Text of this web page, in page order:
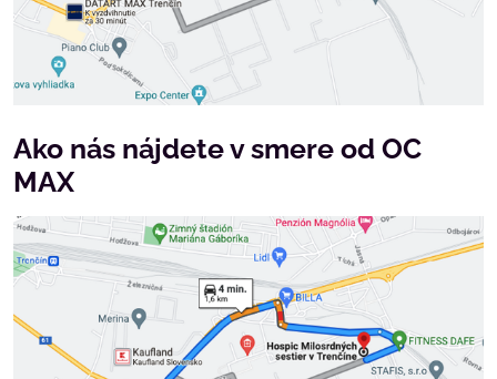
Ako nás nájdete v smere od OC
MAX